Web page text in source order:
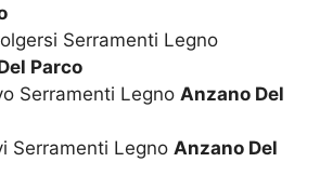
Serramenti Legno
Parco
Serramenti Legno Anzano Del
Serramenti Legno Anzano Del